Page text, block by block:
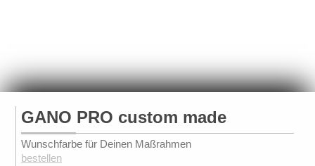
GANO PRO custom made
Wunschfarbe für Deinen Maßrahmen
bestellen